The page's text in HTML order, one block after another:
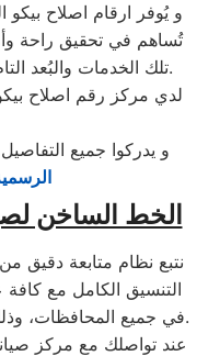
و يُوفر ارقام اصلاح
تُساهم في تحقيق راحة
تلك الخدمات والبُعد التام عن التكاليف المالية باهظة الثمن.
لدي مركز رقم اصلاح
و يدركوا جميع
الخط الساخن
نتبع نظام متابعة
التنسيق الكامل مع كافة
في جميع المحافظات، وذلك لضمان الالتزام التام بجودة الخدمة.
عند تواصلك مع مركز